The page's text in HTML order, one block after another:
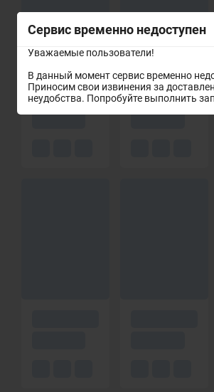
Сервис временно недоступен
Уважаемые пользователи!
В данный момент сервис временно
Приносим свои извинения за
неудобства. Попробуйте выполнить